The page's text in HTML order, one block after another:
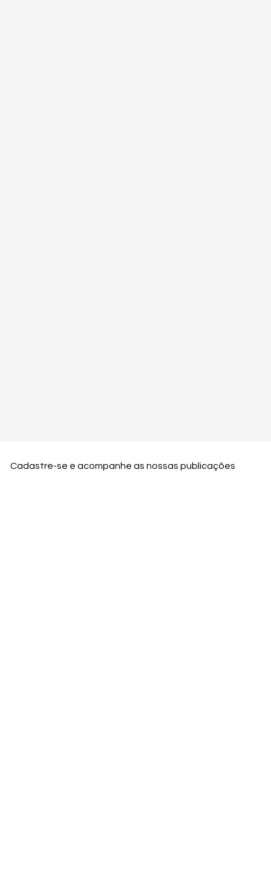
Cadastre-se e acompanhe as nossas publicações